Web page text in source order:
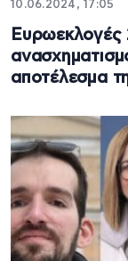
10.06.2024, 17:05
Ευρωεκλογές
αποτέλεσμα